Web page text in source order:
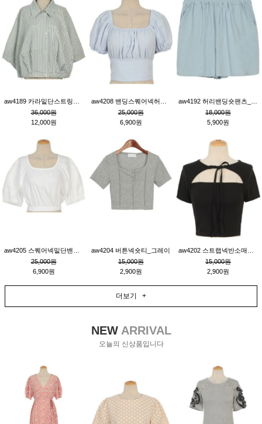
36,000원
12,000원
25,000원
6,900원
18,000원
5,900원
25,000원
6,900원
aw4204 버튼넥숏티_그레이
15,000원
2,900원
15,000원
2,900원
더보기 +
NEWARRIVAL
오늘의 신상품입니다